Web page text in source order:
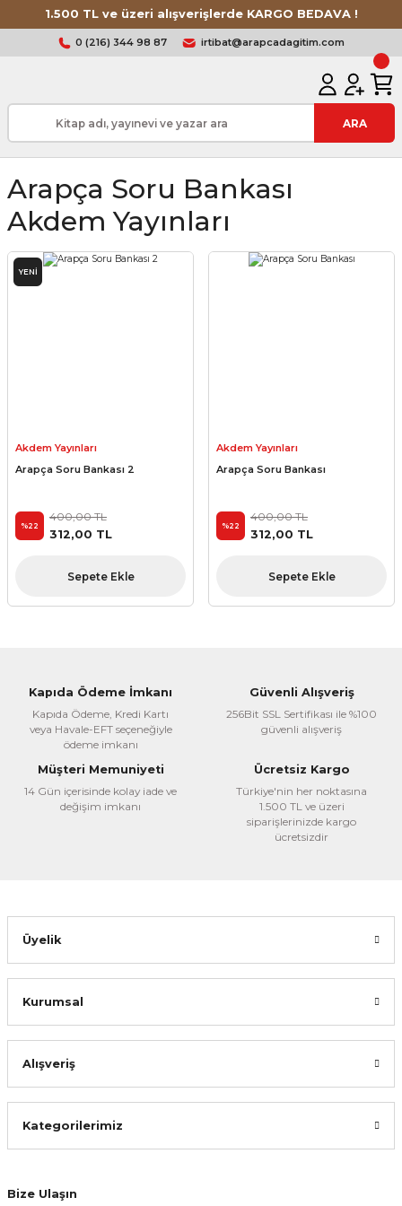
1.500 TL ve üzeri alışverişlerde KARGO BEDAVA !
0 (216) 344 98 87 irtibat@arapcadagitim.com
ARA
Arapça Soru Bankası
Akdem Yayınları
YENİ
Akdem Yayınları
Arapça Soru Bankası 2
%22
400,00 TL
312,00 TL
Sepete Ekle
Akdem Yayınları
Arapça Soru Bankası
%22
400,00 TL
312,00 TL
Sepete Ekle
Kapıda Ödeme İmkanı
Kapıda Ödeme, Kredi Kartı
veya Havale-EFT seçeneğiyle
ödeme imkanı
Güvenli Alışveriş
256Bit SSL Sertifikası ile %100
güvenli alışveriş
Müşteri Memuniyeti
14 Gün içerisinde kolay iade ve
değişim imkanı
Ücretsiz Kargo
Türkiye'nin her noktasına
1.500 TL ve üzeri
siparişlerinizde kargo
ücretsizdir
Bize Ulaşın
Üyelik
Kurumsal
Alışveriş
Kategorilerimiz